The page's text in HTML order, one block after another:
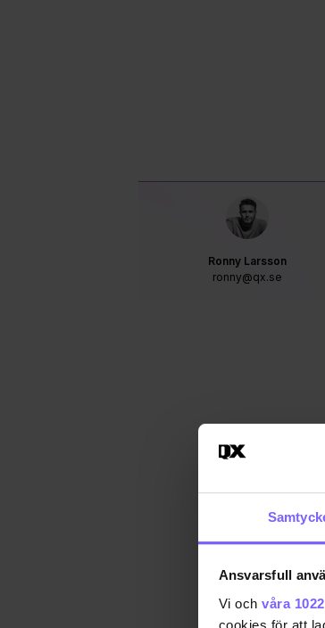
Ansvarsfull
Vi och våra
cookies för att
Ronny Larsson
ronny@qx.se